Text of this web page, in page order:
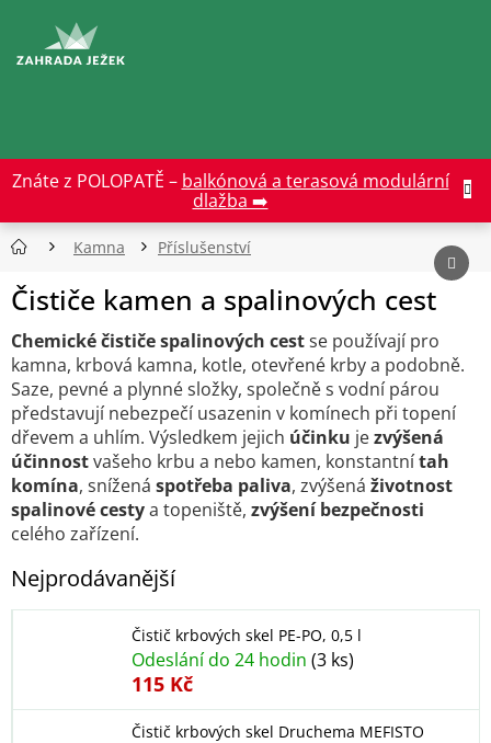
obsah
Znáte z POLOPATĚ – balkónová a terasová modulární
dlažba ➡️
Kamna Příslušenství
Čističe kamen a spalinových cest
Chemické čističe spalinových cestse používají pro
kamna, krbová kamna, kotle, otevřené krby a podobně.
Saze, pevné a plynné složky, společně s vodní párou
představují nebezpečí usazenin v komínech při topení
dřevem a uhlím. Výsledkem jejich účinku jezvýšená
účinnostvašeho krbu a nebo kamen, konstantnítah
komína, snížená spotřeba paliva, zvýšená životnost
spalinové cestya topeniště, zvýšení bezpečnosti
celého zařízení.
Nejprodávanější
Čistič krbových skel PE-PO, 0,5 l
Odeslání do 24 hodin (3 ks)
115 Kč
Čistič krbových skel Druchema MEFISTO